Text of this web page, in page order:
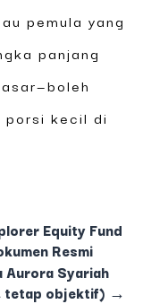
pemula yang
panjang
porsi kecil di
Equity Fund
Resmi
Aurora Syariah
tetap objektif) →